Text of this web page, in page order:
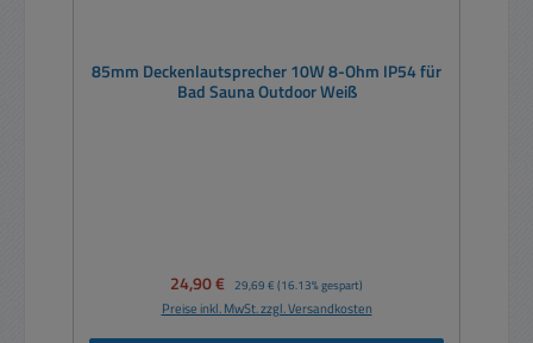
85mm Deckenlautsprecher 10W 8-Ohm IP54 für
Bad Sauna Outdoor Weiß
Verkaufspreis:
24,90 € Regulärer Preis:
29,69 € (16.13% gespart)
Preise inkl. MwSt. zzgl. Versandkosten